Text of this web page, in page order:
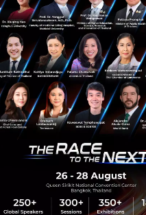
look at ad partners who can ...
| By
Techsauce Team
News Ads Partner Ads Network
Tel : 02-001-5375